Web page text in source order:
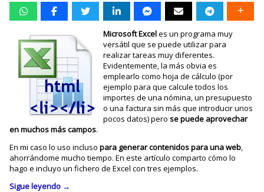
Microsoft Exceles un programa muy
versátil que se puede utilizar para
realizar tareas muy diferentes.
Evidentemente, la más obvia es
emplearlo como hoja de cálculo (por
ejemplo para que calcule todos los
importes de una nómina, un presupuesto
o una factura sin más que introducir unos
pocos datos) pero se puede aprovechar
en muchos más campos.
En mi caso lo uso inclusopara generar contenidos para una web,
ahorrándome mucho tiempo. En este artículo comparto cómo lo
hago e incluyo un fichero de Excel con tres ejemplos.
Sigue leyendo →